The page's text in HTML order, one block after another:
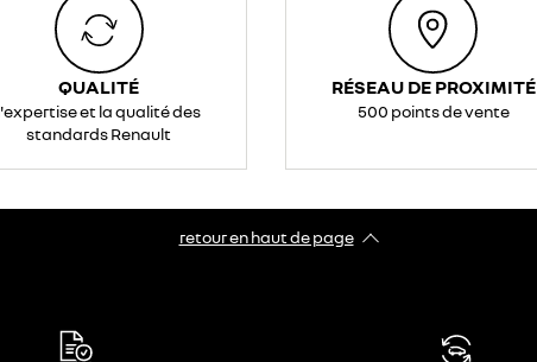
QUALITÉ
et la qualité des
standards Renault
RÉSEAU DE PROXIMITÉ
500 points de vente
retour en haut de page​